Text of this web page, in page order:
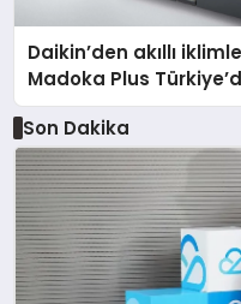
Daikin’den akıllı
Madoka Plus
Son Dakika